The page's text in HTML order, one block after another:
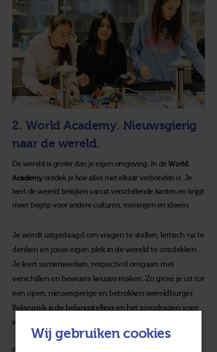
2. World Academy. Nieuwsgierig
naar de wereld.
De wereld is groter dan je eigen omgeving. In deWorld
Academyontdek je hoe alles met elkaar verbonden is. Je
leert de wereld bekijken vanuit verschillende kanten en krijgt
meer begrip voor andere culturen, meningen en ideeën.
Je wordt uitgedaagd om vragen te stellen, kritisch na te
denken en jouw eigen plek in de wereld te ontdekken.
Je leert samenwerken, respectvol omgaan met
verschillen en bewuste keuzes maken. Zo groei je uit tot
een open, nieuwsgierige en betrokken wereldburger.
Belangrijk is de belangstelling en het zorgdragen voor
elkaar en de wereld om je heen. Het goede doen.
Wij gebruiken cookies